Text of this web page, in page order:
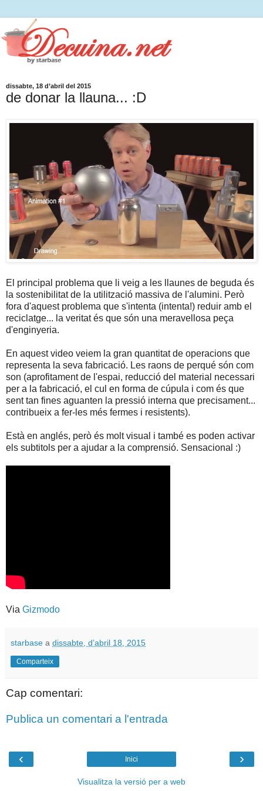
dissabte, 18 d’abril del 2015
de donar la llauna... :D
El principal problema que li veig a les llaunes de beguda és
la sostenibilitat de la utilització massiva de l'alumini. Però
fora d'aquest problema que s'intenta (intenta!) reduir amb el
reciclatge... la veritat és que són una meravellosa peça
d'enginyeria.
En aquest video veiem la gran quantitat de operacions que
representa la seva fabricació. Les raons de perqué són com
son (aprofitament de l'espai, reducció del material necessari
per a la fabricació, el cul en forma de cúpula i com és que
sent tan fines aguanten la pressió interna que precisament...
contribueix a fer-les més fermes i resistents).
Està en anglés, però és molt visual i també es poden activar
els subtitols per a ajudar a la comprensió. Sensacional :)
Via Gizmodo
starbase a dissabte, d’abril 18, 2015
Comparteix
Cap comentari:
Publica un comentari a l'entrada
‹ ›
Inici
Visualitza la versió per a web